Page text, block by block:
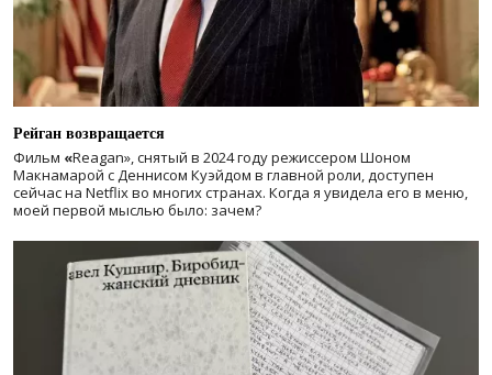
Рейган возвращается
Фильм «Reagan», снятый в 2024 годурежиссером Шоном
Макнамарой с Деннисом Куэйдом в главной роли, доступен
сейчас на Netflix во многих странах. Когда я увидела его в меню,
моей первой мыслью было: зачем?